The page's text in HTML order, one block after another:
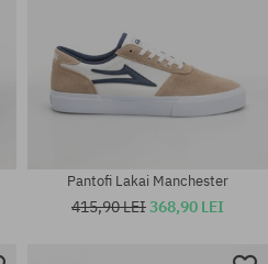
Pantofi Lakai Manchester
415,90 LEI368,90 LEI